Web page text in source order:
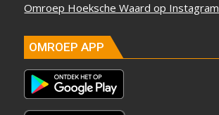
Omroep Hoeksche Waard op Instagram
OMROEP APP